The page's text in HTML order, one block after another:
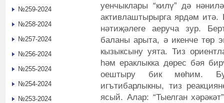
уенчыклары “килү” дә
активлаштырырга ярдәм
нәтиҗәлеге аеруча зур.
баланы арыта, ә икенче төр
кызыксыну уята. Тиз
һәм ераклыкка дөрес бәя
оештыру бик мөһим. Бу
игътибарлыкны, тиз
ясый. Алар: “Тыелган
№259-2024
№258-2024
№257-2024
№256-2024
№255-2024
№254-2024
№253-2024